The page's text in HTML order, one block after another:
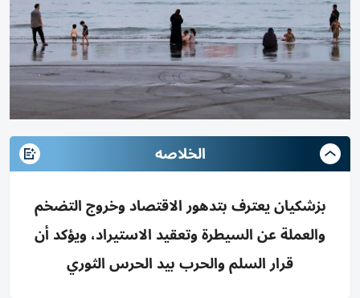
الخلاصه
بزشكيان يعترف بتدهور الاقتصاد وخروج التضخم
والعملة عن السيطرة وتعقيد الاستيراد، ويؤكد أن
قرار السلم والحرب بيد الحرس الثوري